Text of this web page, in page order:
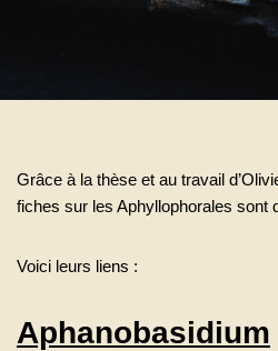
Grâce à la thèse et au travail
fiches sur les Aphyllophorales sont
Voici leurs liens :
Aphanobasidium